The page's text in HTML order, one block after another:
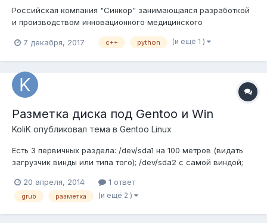
Российская компания "Синкор" занимающаяся разработкой
и производством инновационного медицинского
программиста. Должностные обязанности: Разработка и
обслуживания, тестирован...
7 декабря, 2017 c++ python (и ещё 1 )
Разметка диска под Gentoo и Win
KoliK опубликовал тема в Gentoo Linux
Есть 3 первичных раздела: /dev/sda1 на 100 метров (видать
загрузчик винды или типа того); /dev/sda2 с самой виндой;
область. В книги по установке генту сказано, что надо
создавать 4 первичных раздела, но проблема в том, что
20 апреля, 2014 1 ответ
grub разметка (и ещё 2 )